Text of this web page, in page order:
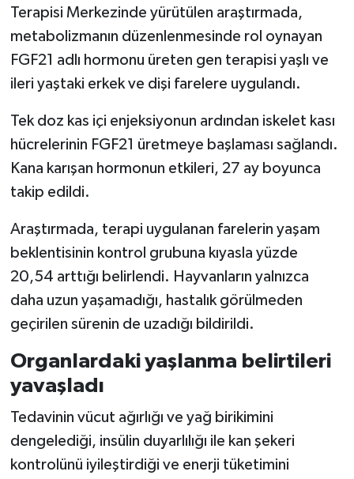
Terapisi Merkezinde yürütülen araştırmada,
metabolizmanın düzenlenmesinde rol oynayan
FGF21 adlı hormonu üreten gen terapisi yaşlı ve
ileri yaştaki erkek ve dişi farelere uygulandı.
Tek doz kas içi enjeksiyonun ardından iskelet kası
hücrelerinin FGF21 üretmeye başlaması sağlandı.
Kana karışan hormonun etkileri, 27 ay boyunca
takip edildi.
Araştırmada, terapi uygulanan farelerin yaşam
beklentisinin kontrol grubuna kıyasla yüzde
20,54 arttığı belirlendi. Hayvanların yalnızca
daha uzun yaşamadığı, hastalık görülmeden
geçirilen sürenin de uzadığı bildirildi.
Organlardaki yaşlanma belirtileri
yavaşladı
Tedavinin vücut ağırlığı ve yağ birikimini
dengelediği, insülin duyarlılığı ile kan şekeri
kontrolünü iyileştirdiği ve enerji tüketimini